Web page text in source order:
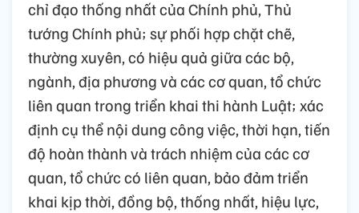
chỉ đạo thống nhất của Chính phủ, Thủ
tướng Chính phủ; sự phối hợp chặt chẽ,
thường xuyên, có hiệu quả giữa các bộ,
ngành, địa phương và các cơ quan, tổ chức
liên quan trong triển khai thi hành Luật; xác
định cụ thể nội dung công việc, thời hạn, tiến
độ hoàn thành và trách nhiệm của các cơ
quan, tổ chức có liên quan, bảo đảm triển
khai kịp thời, đồng bộ, thống nhất, hiệu lực,